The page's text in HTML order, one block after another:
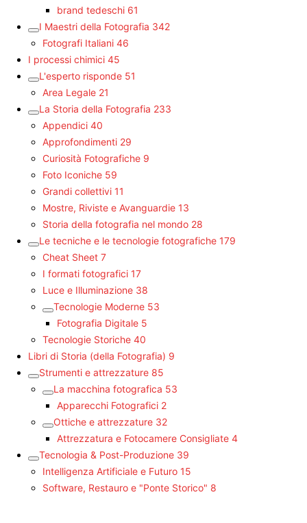
brand tedeschi 61
I Maestri della Fotografia 342
Fotografi Italiani 46
I processi chimici 45
L'esperto risponde 51
Area Legale 21
La Storia della Fotografia 233
Appendici 40
Approfondimenti 29
Curiosità Fotografiche 9
Foto Iconiche 59
Grandi collettivi 11
Mostre, Riviste e Avanguardie 13
Storia della fotografia nel mondo 28
Le tecniche e le tecnologie fotografiche 179
Cheat Sheet 7
I formati fotografici 17
Luce e Illuminazione 38
Tecnologie Moderne 53
Fotografia Digitale 5
Tecnologie Storiche 40
Libri di Storia (della Fotografia) 9
Strumenti e attrezzature 85
La macchina fotografica 53
Apparecchi Fotografici 2
Ottiche e attrezzature 32
Attrezzatura e Fotocamere Consigliate 4
Tecnologia & Post-Produzione 39
Intelligenza Artificiale e Futuro 15
Software, Restauro e "Ponte Storico" 8